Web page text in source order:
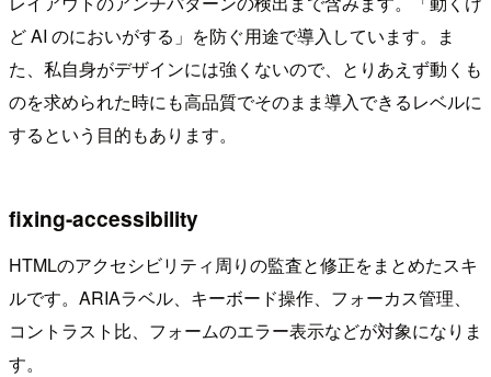
ど AI のにおいがする」を防ぐ用途で導入しています。ま
た、私自身がデザインには強くないので、とりあえず動くも
のを求められた時にも高品質でそのまま導入できるレベルに
するという目的もあります。
fixing-accessibility
HTMLのアクセシビリティ周りの監査と修正をまとめたスキ
ルです。ARIAラベル、キーボード操作、フォーカス管理、
コントラスト比、フォームのエラー表示などが対象になりま
す。